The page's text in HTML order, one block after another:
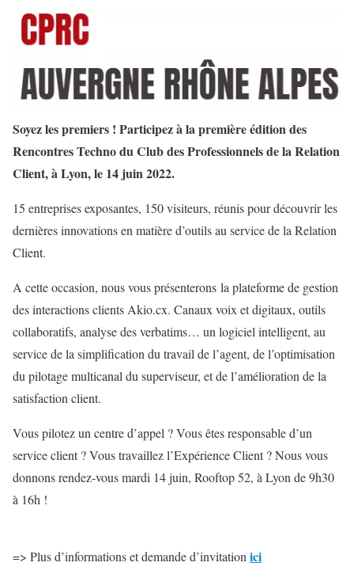
Soyez les premiers ! Participez à la première édition des
Rencontres Techno du Club des Professionnels de la Relation
Client, à Lyon, le 14 juin 2022.
15 entreprises exposantes, 150 visiteurs, réunis pour découvrir les
dernières innovations en matière d’outils au service de la Relation
Client.
A cette occasion, nous vous présenterons la plateforme de gestion
des interactions clients Akio.cx. Canaux voix et digitaux, outils
collaboratifs, analyse des verbatims… un logiciel intelligent, au
service de la simplification du travail de l’agent, de l’optimisation
du pilotage multicanal du superviseur, et de l’amélioration de la
satisfaction client.
Vous pilotez un centre d’appel ? Vous êtes responsable d’un
service client ? Vous travaillez l’Expérience Client ? Nous vous
donnons rendez-vous mardi 14 juin, Rooftop 52, à Lyon de 9h30
à 16h !
=> Plus d’informations et demande d’invitationici